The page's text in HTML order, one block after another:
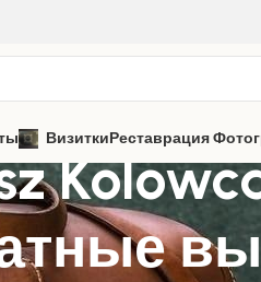
ВизиткиРеставрация